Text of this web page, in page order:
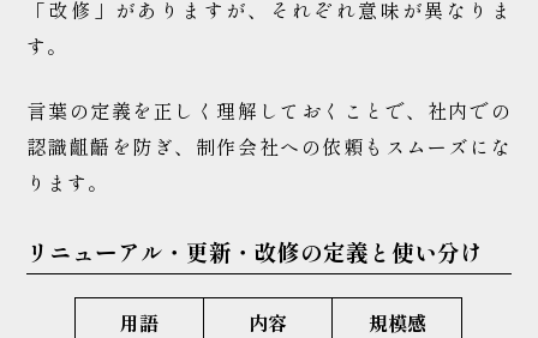
「改修」がありますが、それぞれ意味が異なりま
す。
言葉の定義を正しく理解しておくことで、社内での
認識齟齬を防ぎ、制作会社への依頼もスムーズにな
ります。
リニューアル・更新・改修の定義と使い分け
用語 内容 規模感